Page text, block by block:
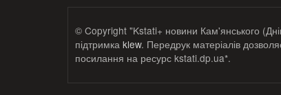
© Copyright "Kstati+ новини Кам'янського
підтримка klew. Передрук матеріалів
посилання на ресурс kstati.dp.ua*.